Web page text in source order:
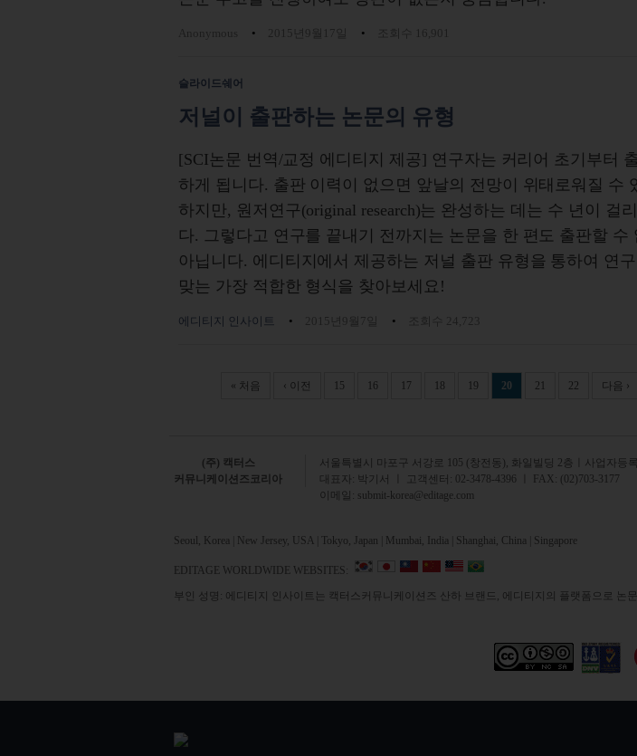
Anonymous 2015년9월17일 조회수 16,901
슬라이드쉐어
저널이 출판하는 논문의 유형
[SCI논문 번역/교정 에디티지 제공] 연구자는 커리어 초기부터
하게 됩니다. 출판 이력이 없으면 앞날의 전망이 위태로워질 수
하지만, 원저연구(original research)는 완성하는 데는 수 년이 걸
다. 그렇다고 연구를 끝내기 전까지는 논문을 한 편도 출판할 수
아닙니다. 에디티지에서 제공하는 저널 출판 유형을 통하여 연구
맞는 가장 적합한 형식을 찾아보세요!
에디티지 인사이트 2015년9월7일 조회수 24,723
« 처음 ‹ 이전 15 16 17 18 19 20 21 22 다음 ›
(주) 캑터스
커뮤니케이션즈코리아
서 울특별시 마포구 서강로 105 (창전동), 화일빌딩 2 층
ㅣ사업자등
대표자: 박기서 ㅣ 고객센터:
02-3478-4396 ㅣ FAX: (02)703-3177
이메일: submit-korea@editage.com
Seoul, Korea | New Jersey, USA | Tokyo, Japan | Mumbai, India | Shanghai, China | Singapore
EDITAGE WORLDWIDE WEBSITES:
부인 성명: 에디티지 인사이트는 캑터스커뮤니케이션즈 산하 브랜드, 에디티지의 플랫폼으로 논